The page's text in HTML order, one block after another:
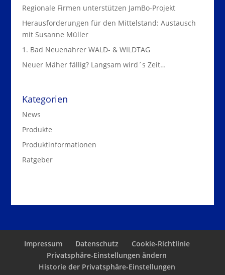
Regionale Firmen unterstützen JamBo-Projekt
Herausforderungen für den Mittelstand: Austausch
mit Susanne Müller
1. Bad Neuenahrer WALD- & WILDTAG
Neuer Mäher fällig? Langsam wird´s Zeit…
Kategorien
News
Produkte
Produktinformationen
Ratgeber
Impressum Datenschutz
Cookie-Richtlinie
Privatsphäre-Einstellungen ändern
Historie der Privatsphäre-Einstellungen